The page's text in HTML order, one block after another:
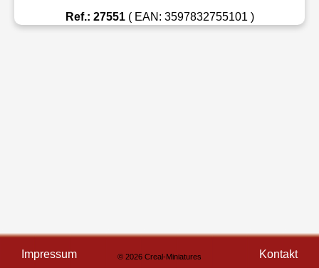
Ref.: 27551( EAN: 3597832755101 )
Impressum © 2026 Creal-Miniatures Kontakt